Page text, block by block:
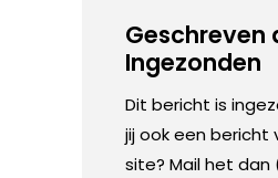
Geschreven
Ingezonden
Dit bericht is
jij ook een bericht
site? Mail het